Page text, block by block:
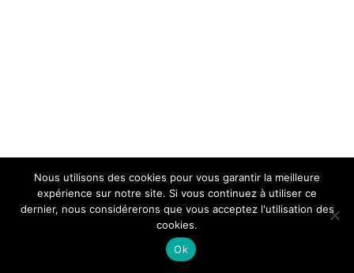
Nous utilisons des cookies pour vous garantir la meilleure
expérience sur notre site. Si vous continuez à utiliser ce
dernier, nous considérerons que vous acceptez l'utilisation des
cookies.
Ok